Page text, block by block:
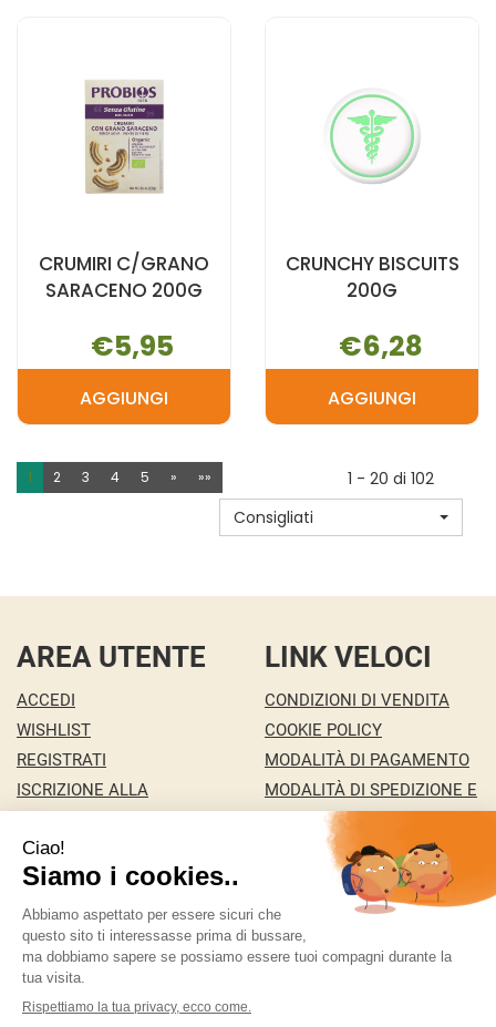
CARRELLO
CRUMIRI C/GRANO
SARACENO 200G
€5,95
AGGIUNGIAGGIUNGI CRUMIRI
SARACENO
200G AL
CARRELLO
CRUNCHY BISCUITS
200G
€6,28
AGGIUNGIAGGIUNGI
200G AL
CARRELLO
1 2 3 4 5 » »»
1 - 20 di 102
Consigliati
AREA UTENTE
ACCEDI
WISHLIST
REGISTRATI
ISCRIZIONE ALLA
CONTATTI
LINK VELOCI
CONDIZIONI DI VENDITA
COOKIE POLICY
MODALITÀ DI PAGAMENTO
MODALITÀ DI SPEDIZIONE E
INFORMATIVA PRIVACY
MA.RI 29 S.A.S. DI MARCO PONZA & C.
146/c 36100 Vicenza ( VI)
ordini@bigfree.it
04155950241 | Numero R.E.A.: